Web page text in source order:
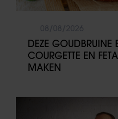
DEZE GOUDBRUINE
COURGETTE EN
MAKEN